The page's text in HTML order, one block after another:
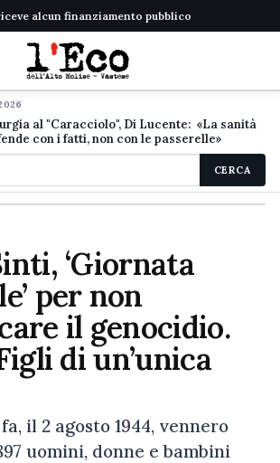
alcun finanziamento pubblico
al "Caracciolo", Di Lucente: «La sanità
con i fatti, non con le passerelle»
CERCA
‘Giornata
per non
il genocidio.
di un’unica
il 2 agosto 1944, vennero
uomini, donne e bambini